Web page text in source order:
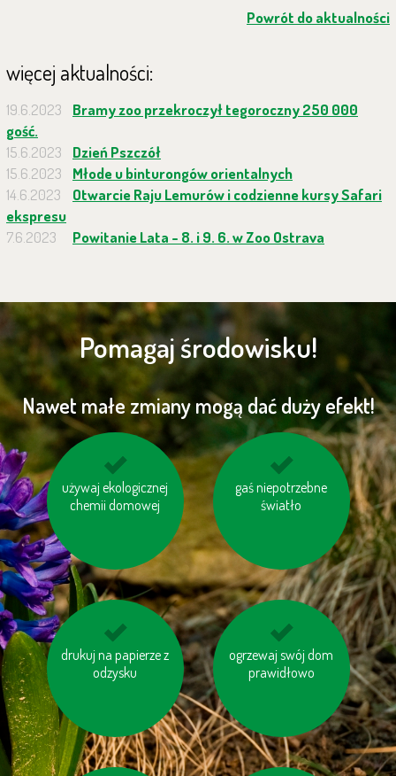
Powrót do aktualności
więcej aktualności:
19.6.2023
Bramy zoo przekroczył tegoroczny 250 000
gość.
15.6.2023
Dzień Pszczół
15.6.2023
Młode u binturongów orientalnych
14.6.2023
Otwarcie Raju Lemurów i codzienne kursy Safari
ekspresu
7.6.2023
Powitanie Lata - 8. i 9. 6. w Zoo Ostrava
Pomagaj środowisku!
Nawet małe zmiany mogą dać duży efekt!
używaj ekologicznej
chemii domowej
wyłączaj sprzęt
elektroniczny (TV, PC
gaś niepotrzebne
światło
nie korzystaj z trybu
„Standby“
drukuj na papierze z
odzysku
unikaj produktów
zawierających olej
ogrzewaj swój dom
prawidłowo
unikaj odpadów w
niepotrzebnych